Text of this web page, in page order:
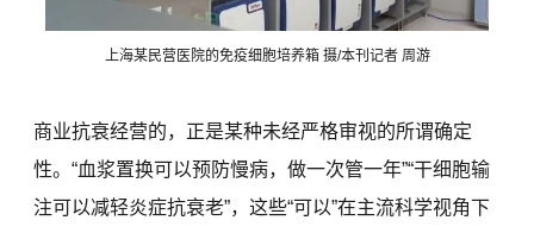
上海某民营医院的免疫细胞培养箱 摄/本刊记者 周游
商业抗衰经营的，正是某种未经严格审视的所谓确定
性。“血浆置换可以预防慢病，做一次管一年”“干细胞输
注可以减轻炎症抗衰老”，这些“可以”在主流科学视角下